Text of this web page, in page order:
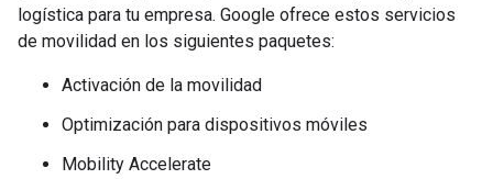
logística para tu empresa. Google ofrece estos servicios
de movilidad en los siguientes paquetes:
Activación de la movilidad
Optimización para dispositivos móviles
Mobility Accelerate